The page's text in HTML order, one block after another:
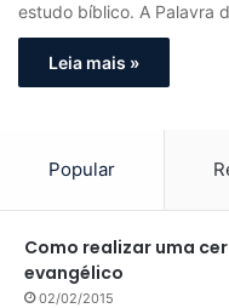
estudo bíblico. A Palavra
Leia mais »
Popular
Como realizar uma
evangélico
02/02/2015